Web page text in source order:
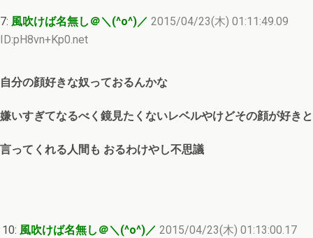
7: 風吹けば名無し＠＼(^o^)／ 2015/04/23(木) 01:11:49.09
ID:pH8vn+Kp0.net
自分の顔好きな奴っておるんかな
嫌いすぎてなるべく鏡見たくないレベルやけどその顔が好きと
言ってくれる人間も おるわけやし不思議
10: 風吹けば名無し＠＼(^o^)／ 2015/04/23(木) 01:13:00.17